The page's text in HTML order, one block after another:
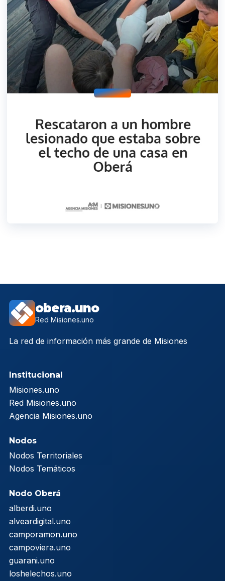
obera.uno
Red Misiones.uno
La red de información más grande de Misiones
Institucional
Misiones.uno
Red Misiones.uno
Agencia Misiones.uno
Nodos
Nodos Territoriales
Nodos Temáticos
Nodo Oberá
alberdi.uno
alveardigital.uno
camporamon.uno
campoviera.uno
guarani.uno
loshelechos.uno